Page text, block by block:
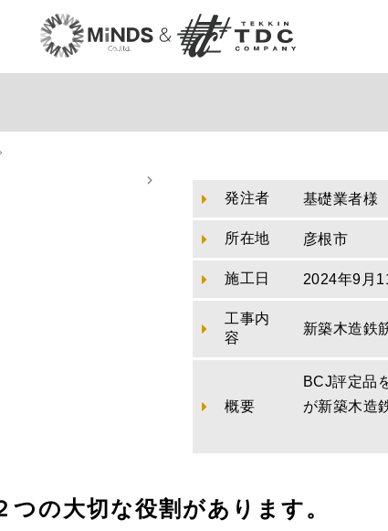
発注者 基礎業者様
所在地 彦根市
施工日 2024年9月
工事内
容
新築木造鉄
概要
BCJ評定品
が新築木造
つの大切な役割があります。